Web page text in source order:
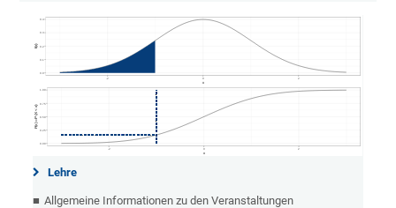
Lehre
Allgemeine Informationen zu den Veranstaltungen